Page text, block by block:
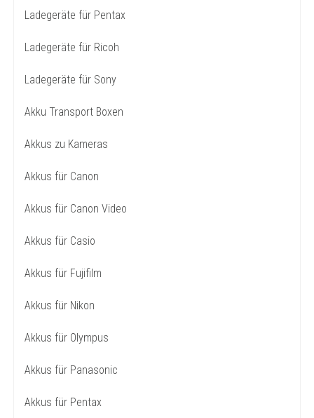
Ladegeräte für Pentax
Ladegeräte für Ricoh
Ladegeräte für Sony
Akku Transport Boxen
Akkus zu Kameras
Akkus für Canon
Akkus für Canon Video
Akkus für Casio
Akkus für Fujifilm
Akkus für Nikon
Akkus für Olympus
Akkus für Panasonic
Akkus für Pentax